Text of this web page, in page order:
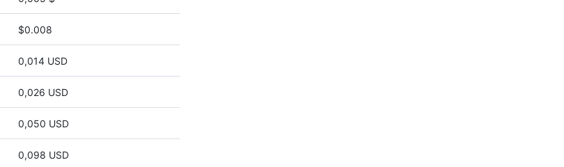
$0.008
0,014 USD
0,026 USD
0,050 USD
0,098 USD